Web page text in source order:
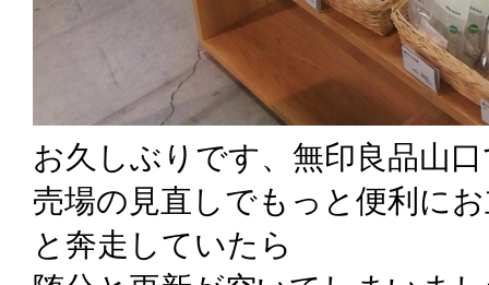
お久しぶりです、無印良品山
売場の見直しでもっと便利に
と奔走していたら